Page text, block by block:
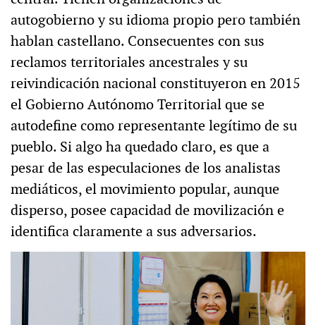
autogobierno y su idioma propio pero también
hablan castellano. Consecuentes con sus
reclamos territoriales ancestrales y su
reivindicación nacional constituyeron en 2015
el Gobierno Autónomo Territorial que se
autodefine como representante legítimo de su
pueblo. Si algo ha quedado claro, es que a
pesar de las especulaciones de los analistas
mediáticos, el movimiento popular, aunque
disperso, posee capacidad de movilización e
identifica claramente a sus adversarios.